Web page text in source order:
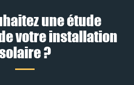
une étude
votre installation
?